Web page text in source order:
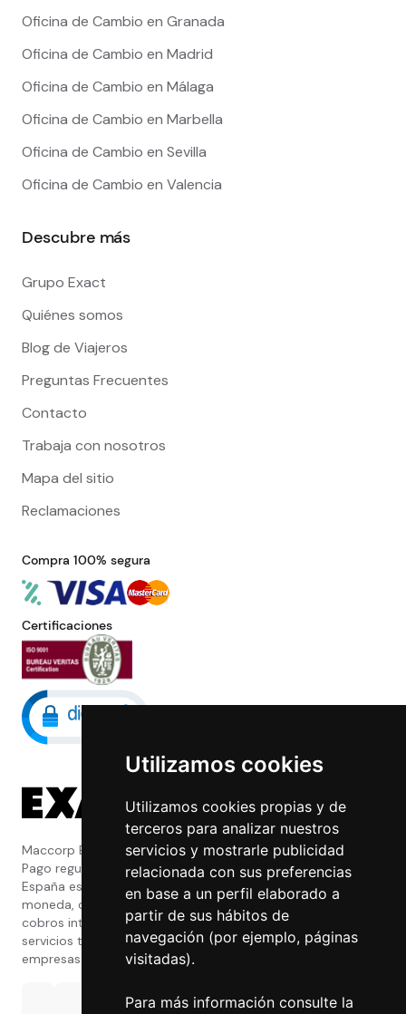
Utilizamos cookies
Utilizamos cookies propias y de
terceros para analizar nuestros
servicios y mostrarle publicidad
relacionada con sus preferencias
en base a un perfil elaborado a
partir de sus hábitos de
navegación (por ejemplo, páginas
visitadas).
Para más información consulte la
Oficina de Cambio en Granada
Oficina de Cambio en Madrid
Oficina de Cambio en Málaga
Oficina de Cambio en Marbella
Oficina de Cambio en Sevilla
Oficina de Cambio en Valencia
Descubre más
Grupo Exact
Quiénes somos
Blog de Viajeros
Preguntas Frecuentes
Contacto
Trabaja con nosotros
Mapa del sitio
Reclamaciones
Compra 100% segura
Certificaciones
Maccorp Exact Change es una Entidad de
Pago regulada y con licencia del Banco de
España especializada en cambio de
moneda, divisas, transferencias, pagos y
cobros internacionales que presta estos
servicios tanto a particulares como a
empresas.